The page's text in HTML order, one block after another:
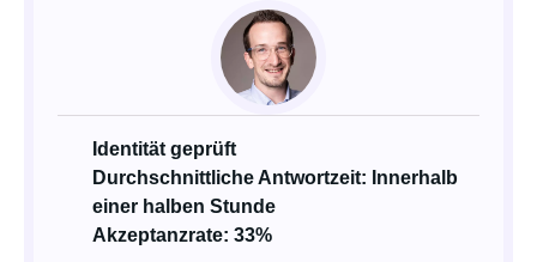
Identität geprüft
Durchschnittliche Antwortzeit: Innerhalb
einer halben Stunde
Akzeptanzrate: 33%